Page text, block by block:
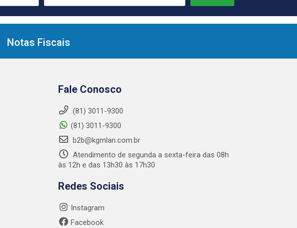
Notas Fiscais
Fale Conosco
(81) 3011-9300
(81) 3011-9300
b2b@kgmlan.com.br
Atendimento de segunda a sexta-feira das 08h
às 12h e das 13h30 às 17h30
Redes Sociais
Instagram
Facebook